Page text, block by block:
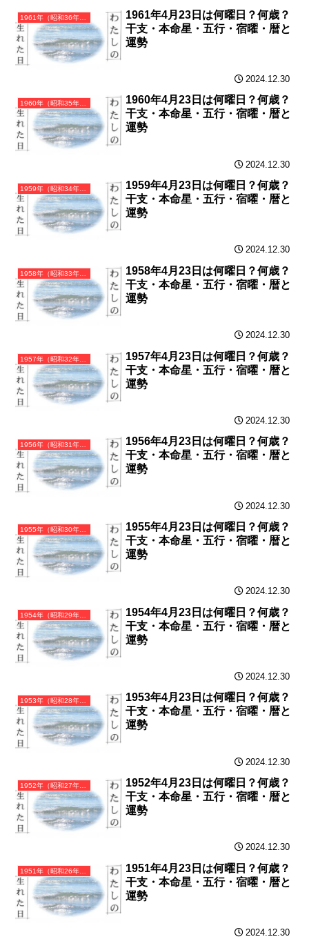
1961年（昭和36年）辛丑（かのとうし）・丑年（うし年）カレンダー（月曜はじまり）
1961年4月23日は何曜日？何歳？
干支・本命星・五行・宿曜・暦と
運勢
2024.12.30
1960年（昭和35年）庚子（かのえね）・子年（ねずみ年）カレンダー（月曜はじまり）
1960年4月23日は何曜日？何歳？
干支・本命星・五行・宿曜・暦と
運勢
2024.12.30
1959年（昭和34年）己亥（つちのとい）・亥年（いのしし年）カレンダー（月曜はじまり）
1959年4月23日は何曜日？何歳？
干支・本命星・五行・宿曜・暦と
運勢
2024.12.30
1958年（昭和33年）戊戌（つちのえいぬ）・戌年（いぬ年）カレンダー（月曜はじまり）
1958年4月23日は何曜日？何歳？
干支・本命星・五行・宿曜・暦と
運勢
2024.12.30
1957年（昭和32年）丁酉（ひのととり）・酉年（とり年）カレンダー（月曜はじまり）
1957年4月23日は何曜日？何歳？
干支・本命星・五行・宿曜・暦と
運勢
2024.12.30
1956年（昭和31年）丙申（ひのえさる）・申年（さる年）カレンダー（月曜はじまり）
1956年4月23日は何曜日？何歳？
干支・本命星・五行・宿曜・暦と
運勢
2024.12.30
1955年（昭和30年）乙未（きのとひつじ）・未年（ひつじ年）カレンダー（月曜はじまり）
1955年4月23日は何曜日？何歳？
干支・本命星・五行・宿曜・暦と
運勢
2024.12.30
1954年（昭和29年）甲午（きのえうま）・午年（うま年）カレンダー（月曜はじまり）
1954年4月23日は何曜日？何歳？
干支・本命星・五行・宿曜・暦と
運勢
2024.12.30
1953年（昭和28年）癸巳（みずのとみ）・巳年（へび年）カレンダー（月曜はじまり）
1953年4月23日は何曜日？何歳？
干支・本命星・五行・宿曜・暦と
運勢
2024.12.30
1952年（昭和27年）壬辰（みずのえたつ）・辰年（たつ年）カレンダー（月曜はじまり）
1952年4月23日は何曜日？何歳？
干支・本命星・五行・宿曜・暦と
運勢
2024.12.30
1951年（昭和26年）辛卯（かのとう）・卯年（うさぎ年）カレンダー（月曜はじまり）
1951年4月23日は何曜日？何歳？
干支・本命星・五行・宿曜・暦と
運勢
2024.12.30